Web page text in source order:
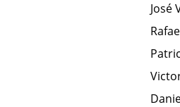
José